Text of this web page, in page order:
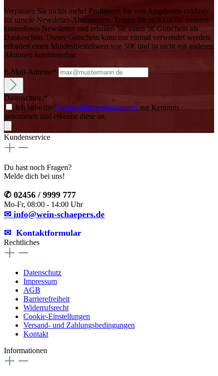
Verpassen Sie nichts mehr! Profitieren Sie von Angeboten exklusiv
für unsere Newsletter-Abonnenten. Tragen Sie sich ein für unseren
kostenlosen Newsletter und erhalten Sie einen 5€ Gutschein als
Dankeschön. Dieser Gutschein kann nur einmal verwendet werden,
erfordert einen Mindestbestellwert von 50€ und ist nicht mit anderen
Aktionen kombinierbar.
E-Mail-Adresse*
Datenschutz *
Ich habe die Datenschutzbestimmungen zur Kenntnis
genommen und erkenne diese an.
Kundenservice
Du hast noch Fragen?
Melde dich bei uns!
✆ 02456 / 9999 777
Mo-Fr, 08:00 - 14:00 Uhr
✉ info@wein-schaepers.de
✉︎ Kontaktformular
Rechtliches
Datenschutz
Impressum
AGB
Barrierefreiheit
Widerrufsrecht
Cookie-Einstellungen
Versand- und Zahlungsbedingungen
Kontakt
Informationen